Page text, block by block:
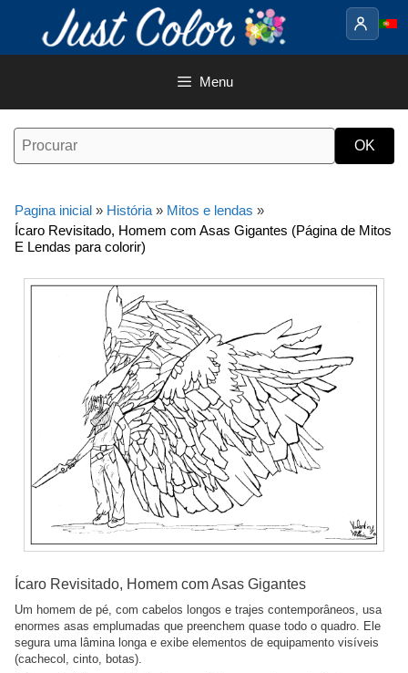
o
Menu
Pagina inicial » História » Mitos e lendas »
Ícaro Revisitado, Homem com Asas Gigantes (Página de Mitos
E Lendas para colorir)
Ícaro Revisitado, Homem com Asas Gigantes
Um homem de pé, com cabelos longos e trajes contemporâneos, usa
enormes asas emplumadas que preenchem quase todo o quadro. Ele
segura uma lâmina longa e exibe elementos de equipamento visíveis
(cachecol, cinto, botas).